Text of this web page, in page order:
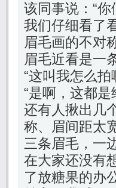
该同事说：“
我们仔细看了
眉毛画的不对
眉毛近看是一
“这叫我怎么
“是啊，这都是
还有人揪出几
称、眉间距太
三条眉毛，一
在大家还没有
了放糖果的办